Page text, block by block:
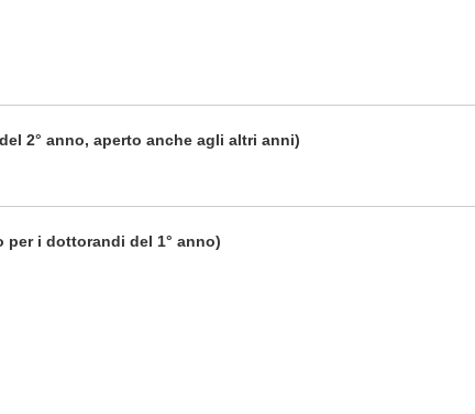
2° anno, aperto anche agli altri anni)
i dottorandi del 1° anno)